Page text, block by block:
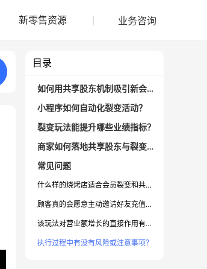
新零售资源 业务咨询
目录
如何用共享股东机制吸引新会员？
小程序如何自动化裂变活动？
裂变玩法能提升哪些业绩指标？
商家如何落地共享股东与裂变玩法？
常见问题
什么样的烧烤店适合会员裂变和共享股东？
顾客真的会愿意主动邀请好友充值吗？
该玩法对营业额增长的直接作用有多少？
执行过程中有没有风险或注意事项？